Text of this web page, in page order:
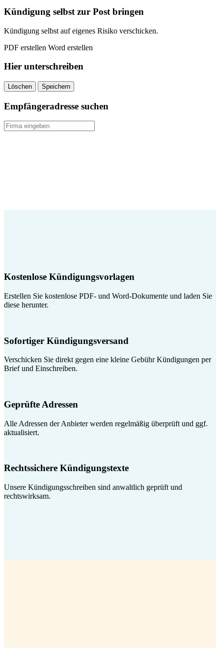
kündigen
quantity
Kündigung selbst zur Post bringen
Kündigung selbst auf eigenes Risiko verschicken.
PDF erstellen Word erstellen
Hier unterschreiben
Löschen Speichern
Empfängeradresse suchen
Kostenlose Kündigungsvorlagen
Erstellen Sie kostenlose PDF- und Word-Dokumente und laden Sie
diese herunter.
Sofortiger Kündigungsversand
Verschicken Sie direkt gegen eine kleine Gebühr Kündigungen per
Brief und Einschreiben.
Geprüfte Adressen
Alle Adressen der Anbieter werden regelmäßig überprüft und ggf.
aktualisiert.
Rechtssichere Kündigungstexte
Unsere Kündigungsschreiben sind anwaltlich geprüft und
rechtswirksam.